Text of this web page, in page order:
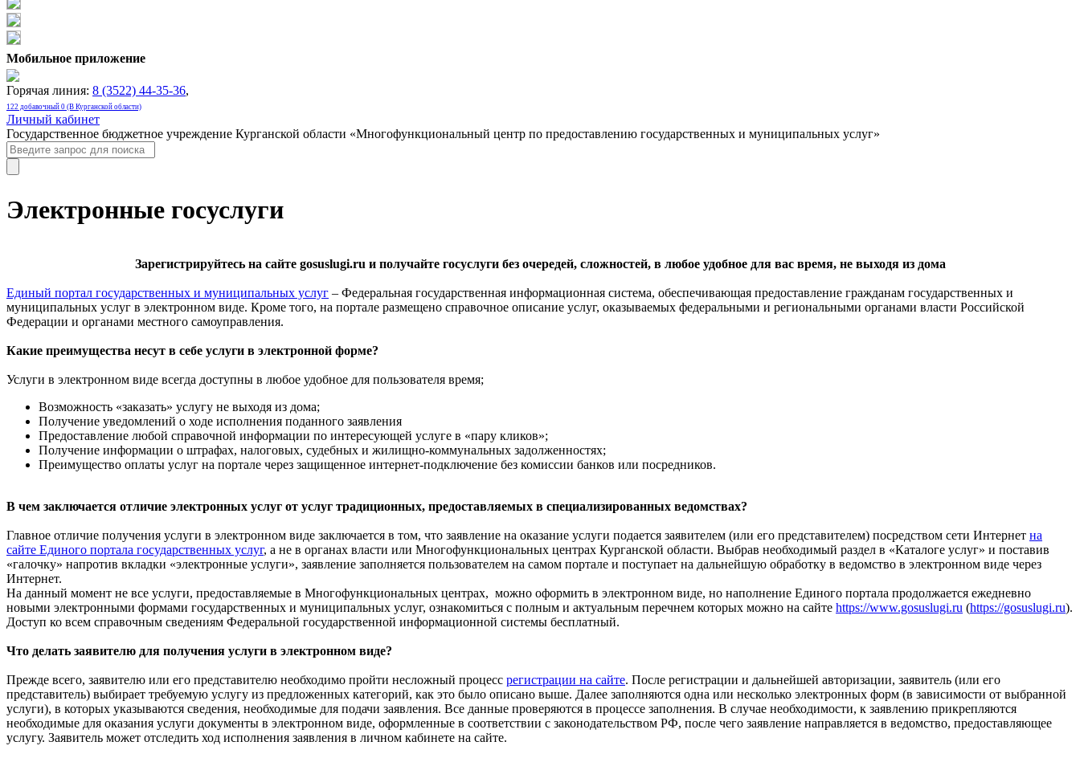
Мобильное приложение
Горячая линия: 8 (3522) 44-35-36,
122 добавочный 0 (В Курганской области)
Личный кабинет
Государственное бюджетное учреждение Курганской области «Многофункциональный центр по предоставлению государственных и муниципальных услуг»
Электронные госуслуги
Зарегистрируйтесь на сайте gosuslugi.ru и получайте госуслуги без очередей, сложностей, в любое удобное для вас время, не выходя из дома
Единый портал государственных и муниципальных услуг – Федеральная государственная информационная система, обеспечивающая предоставление гражданам государственных и
муниципальных услуг в электронном виде. Кроме того, на портале размещено справочное описание услуг, оказываемых федеральными и региональными органами власти Российской
Федерации и органами местного самоуправления.
Какие преимущества несут в себе услуги в электронной форме?
Услуги в электронном виде всегда доступны в любое удобное для пользователя время;
Возможность «заказать» услугу не выходя из дома;
Получение уведомлений о ходе исполнения поданного заявления
Предоставление любой справочной информации по интересующей услуге в «пару кликов»;
Получение информации о штрафах, налоговых, судебных и жилищно-коммунальных задолженностях;
Преимущество оплаты услуг на портале через защищенное интернет-подключение без комиссии банков или посредников.
В чем заключается отличие электронных услуг от услуг традиционных, предоставляемых в специализированных ведомствах?
Главное отличие получения услуги в электронном виде заключается в том, что заявление на оказание услуги подается заявителем (или его представителем) посредством сети Интернет на
сайте Единого портала государственных услуг, а не в органах власти или Многофункциональных центрах Курганской области. Выбрав необходимый раздел в «Каталоге услуг» и поставив
«галочку» напротив вкладки «электронные услуги», заявление заполняется пользователем на самом портале и поступает на дальнейшую обработку в ведомство в электронном виде через
Интернет.
На данный момент не все услуги, предоставляемые в Многофункциональных центрах, можно оформить в электронном виде, но наполнение Единого портала продолжается ежедневно
новыми электронными формами государственных и муниципальных услуг, ознакомиться с полным и актуальным перечнем которых можно на сайте https://www.gosuslugi.ru (https://gosuslugi.ru).
Доступ ко всем справочным сведениям Федеральной государственной информационной системы бесплатный.
Что делать заявителю для получения услуги в электронном виде?
Прежде всего, заявителю или его представителю необходимо пройти несложный процесс регистрации на сайте. После регистрации и дальнейшей авторизации, заявитель (или его
представитель) выбирает требуемую услугу из предложенных категорий, как это было описано выше. Далее заполняются одна или несколько электронных форм (в зависимости от выбранной
услуги), в которых указываются сведения, необходимые для подачи заявления. Все данные проверяются в процессе заполнения. В случае необходимости, к заявлению прикрепляются
необходимые для оказания услуги документы в электронном виде, оформленные в соответствии с законодательством РФ, после чего заявление направляется в ведомство, предоставляющее
услугу. Заявитель может отследить ход исполнения заявления в личном кабинете на сайте.